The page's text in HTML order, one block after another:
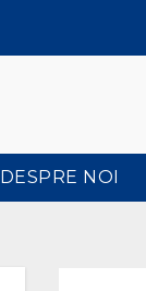
DESPRE NOI